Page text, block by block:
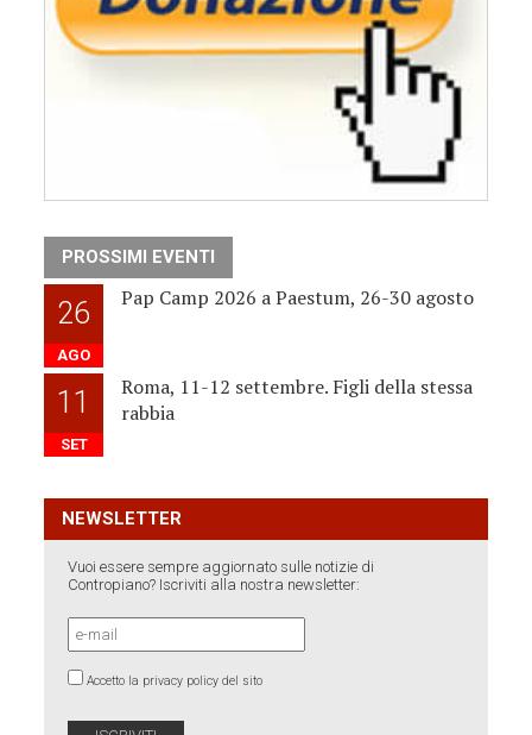
PROSSIMI EVENTI
26
AGO
Pap Camp 2026 a Paestum, 26-30 agosto
11
SET
Roma, 11-12 settembre. Figli della stessa
rabbia
NEWSLETTER
Vuoi essere sempre aggiornato sulle notizie di
Contropiano? Iscriviti alla nostra newsletter:
Accetto la privacy policy del sito